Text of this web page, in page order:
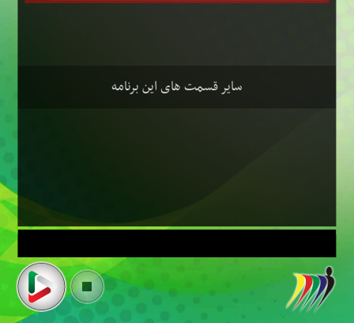
سایر قسمت های این برنامه